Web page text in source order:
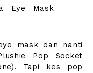
Eye Mask
mask dan nanti
Pop Socket
Tapi kes pop